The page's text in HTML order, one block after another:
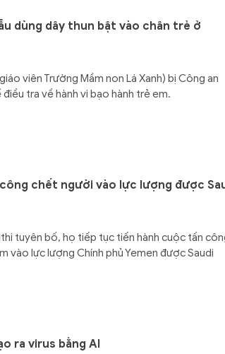
dùng dây thun bật vào chân trẻ ở
viên Trường Mầm non Lá Xanh) bị Công an
điều tra về hành vi bạo hành trẻ em.
chết người vào lực lượng được
tuyên bố, họ tiếp tục tiến hành cuộc tấn
vào lực lượng Chính phủ Yemen được Saudi
ra virus bằng AI